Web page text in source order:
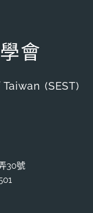
會
(SEST)
30號